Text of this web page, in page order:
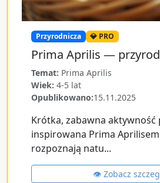
Przyrodnicza 💎 PRO
Prima Aprilis —
Temat: Prima Aprilis
Wiek: 4-5 lat
Opublikowano:15.11.2025
Krótka, zabawna aktywność
inspirowana Prima
rozpoznają natu...
👁️ Zobacz